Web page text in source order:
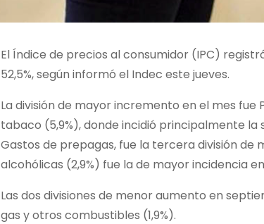
El Índice de precios al consumidor (IPC)
52,5%, según informó el Indec este jueves.
La división de mayor incremento en el mes fue
tabaco (5,9%), donde incidió principalmente la
Gastos de prepagas, fue la tercera división de
alcohólicas (2,9%) fue la de mayor incidencia
Las dos divisiones de menor aumento en
gas y otros combustibles (1,9%).